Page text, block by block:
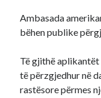
DianaonAplikoni Online
ViolaonShërbim
Ahmed Mohamed Alion
dollar aplikimi
Ahmed Mohamed Alion
Ambasada
bëhen publike
Të gjithë
të përzgjedhur në
rastësore përmes